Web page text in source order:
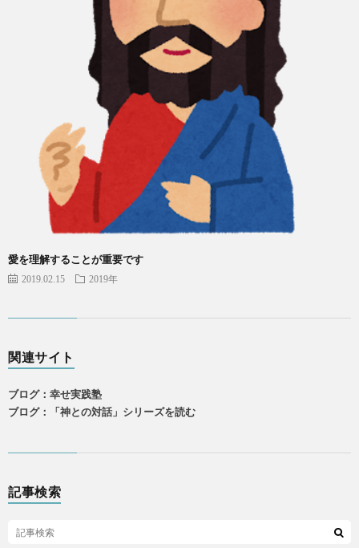
愛を理解することが重要です
2019.02.15 2019年
関連サイト
ブログ：幸せ実践塾
ブログ：「神との対話」シリーズを読む
記事検索